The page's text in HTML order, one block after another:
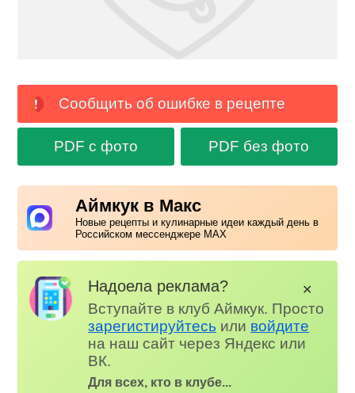
Сообщить об ошибке в рецепте
PDF с фото PDF без фото
Аймкук в Макс
Новые рецепты и кулинарные идеи каждый день в
Российском мессенджере MAX
Надоела реклама?
Вступайте в клуб Аймкук. Просто
зарегистируйтесь или войдите
на наш сайт через Яндекс или
ВК.
Для всех, кто в клубе...
✕